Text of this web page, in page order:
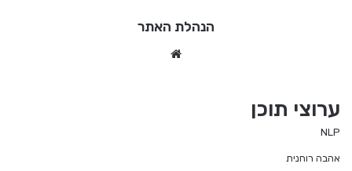
הנהלת האתר
ערוצי תוכן
NLP
אהבה רוחנית